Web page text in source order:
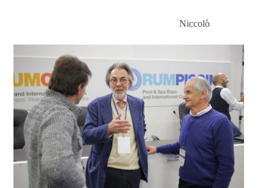
Niccolò